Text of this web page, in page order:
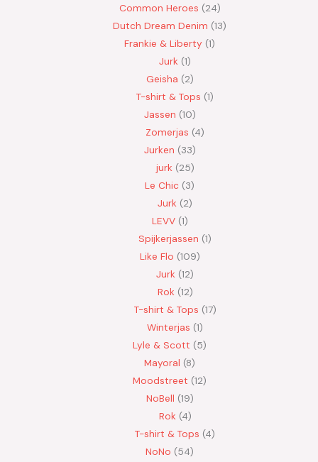
Common Heroes 24
Dutch Dream Denim 13
Frankie & Liberty 1
Jurk 1
Geisha 2
T-shirt & Tops 1
Jassen 10
Zomerjas 4
Jurken 33
jurk 25
Le Chic 3
Jurk 2
LEVV 1
Spijkerjassen 1
Like Flo 109
Jurk 12
Rok 12
T-shirt & Tops 17
Winterjas 1
Lyle & Scott 5
Mayoral 8
Moodstreet 12
NoBell 19
Rok 4
T-shirt & Tops 4
NoNo 54